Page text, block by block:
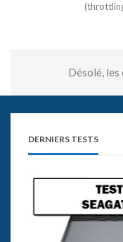
Désolé, les
DERNIERS TESTS